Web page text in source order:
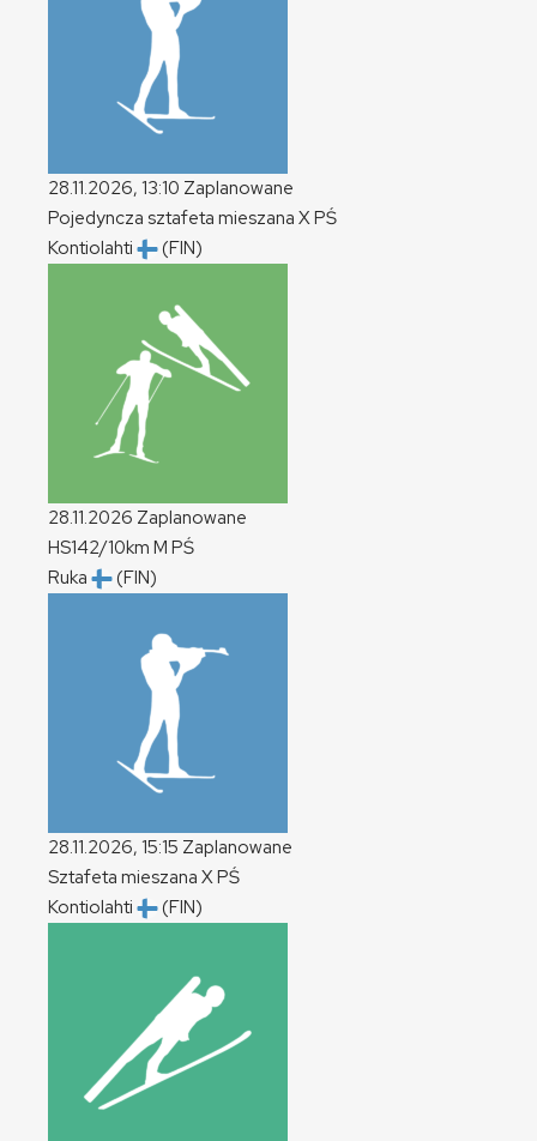
28.11.2026, 13:10 Zaplanowane
Pojedyncza sztafeta mieszana XPŚ
Kontiolahti
(FIN)
28.11.2026 Zaplanowane
HS142/10km M PŚ
Ruka
(FIN)
28.11.2026, 15:15 Zaplanowane
Sztafeta mieszana XPŚ
Kontiolahti
(FIN)